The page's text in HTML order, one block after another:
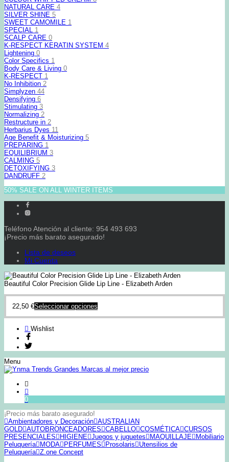
NATURAL CARE 4
SILVER SHINE 5
SWEET CAMOMILE 1
SPECIAL 1
SCALP CARE 0
K-RESPECT KERATIN SYSTEM 4
Lightening 0
Color Specifics 1
Body Care & Living 0
K-RESPECT 1
No Inhibition 2
Simplyzen 44
Densifying 6
Stimulating 3
Normalizing 2
Restructure in 2
Herbarius Dyes 11
Age Benefit & Moisturizing 5
PREPARING 1
EQUILIBRIUM 3
CALMING 5
DETOXIFYING 3
DANDRUFF 2
50% SALE ON ALL WINTER ITEMS
Teléfono Atención al cliente: 954 493 693
¡Precio más barato asegurado!
Lista de deseos
Mi Cuenta
Beautiful Color Precision Glide Lip Line - Elizabeth Arden
22,50 €Seleccionar opciones
Wishlist
Menu
0
¡Precio más barato asegurado!
Ambientadores y Decoración AUSTRALIAN
GOLD AUTOBRONCEADORES CABELLO COSMÉTICA CURSOS
PRESENCIALES
HIGIENE Juegos y juguetes MAQUILLAJE
Mobiliario
Peluquería
MODA PERFUMES Prosolaris
Utensilios de
Peluquería Z.one Concept